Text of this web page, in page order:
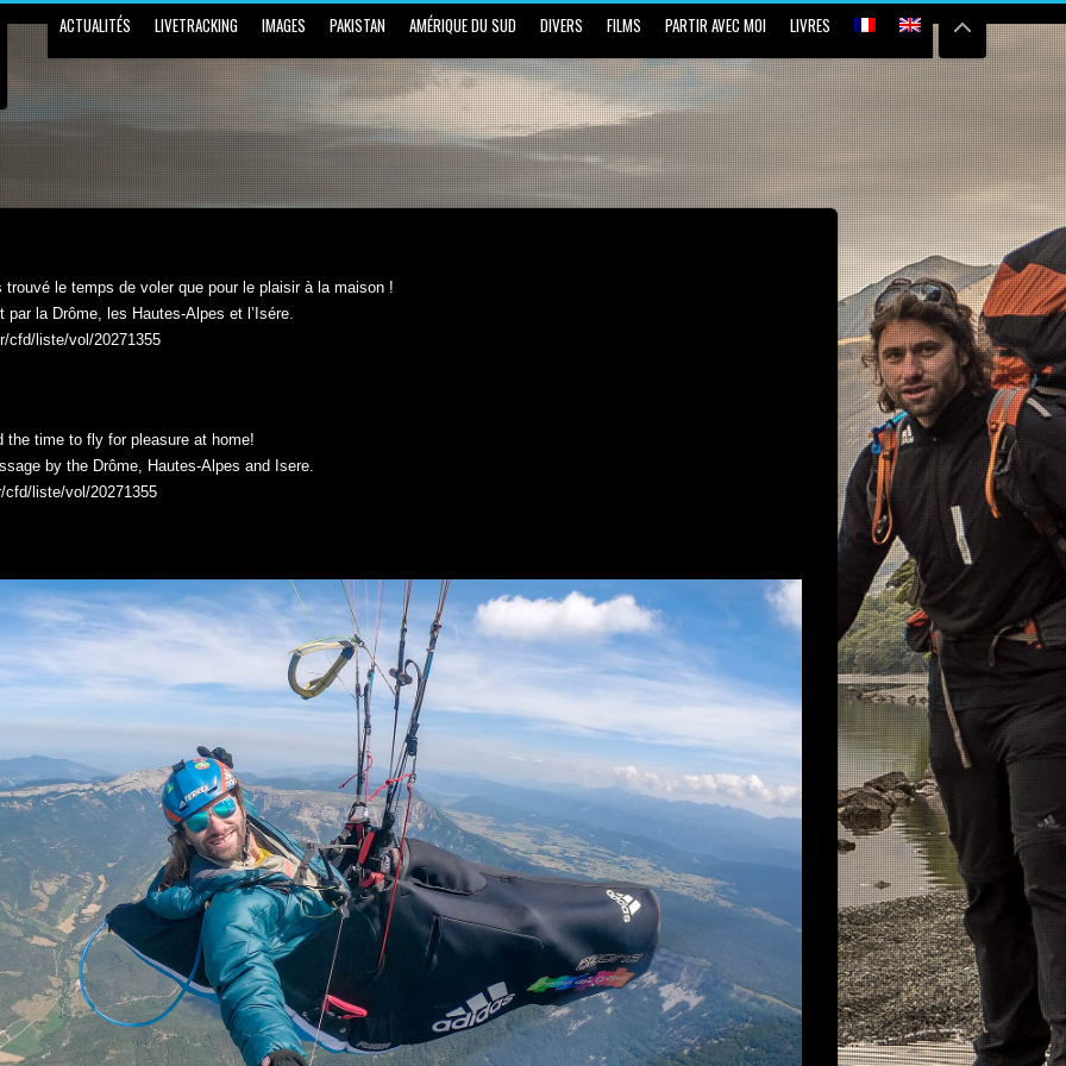
ACTUALITÉS LIVETRACKING IMAGES PAKISTAN AMÉRIQUE DU SUD DIVERS FILMS PARTIR AVEC MOI LIVRES
le temps de voler que pour le plaisir à la maison !
la Drôme, les Hautes-Alpes et l’Isére.
cfd/liste/vol/20271355
time to fly for pleasure at home!
by the Drôme, Hautes-Alpes and Isere.
liste/vol/20271355